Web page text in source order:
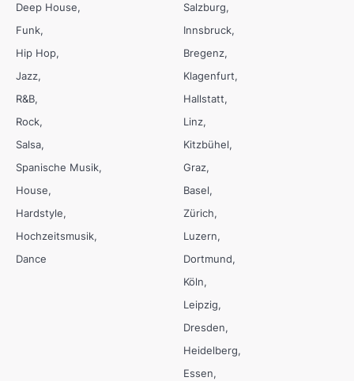
Deep House
Funk
Hip Hop
Jazz
R&B
Rock
Salsa
Spanische Musik
House
Hardstyle
Hochzeitsmusik
Dance
Salzburg
Innsbruck
Bregenz
Klagenfurt
Hallstatt
Linz
Kitzbühel
Graz
Basel
Zürich
Luzern
Dortmund
Köln
Leipzig
Dresden
Heidelberg
Essen